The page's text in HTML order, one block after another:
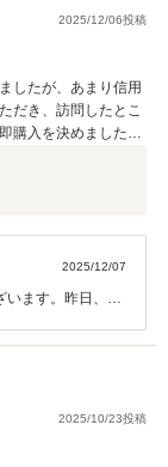
ております。
2025/12/06投稿
したが、あまり信用
だき、訪問したとこ
購入を決めました。
話しやすいです。ハ
2025/12/07
ます。昨日、メ
タムパーツが豊
でいらっしゃる
ます。何より当
くのは当たり前
2025/10/23投稿